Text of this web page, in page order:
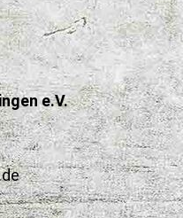
e.V.